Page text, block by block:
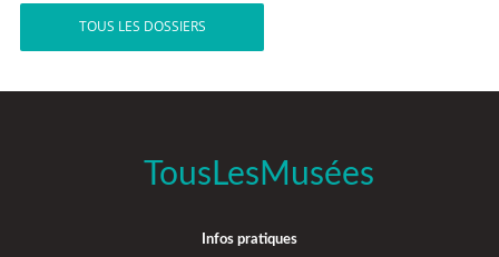
TOUS LES DOSSIERS
TousLesMusées
Infos pratiques